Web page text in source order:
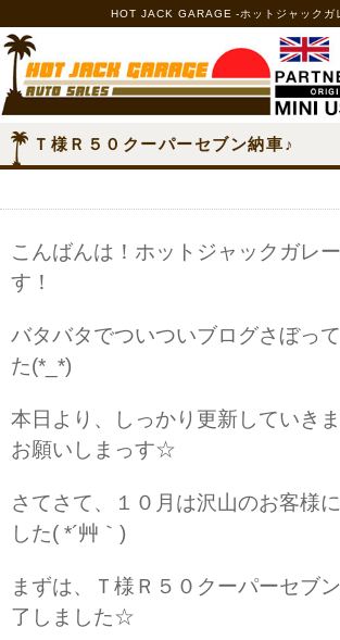
HOT JACK GARAGE -ホットジャックガ
Ｔ様Ｒ５０クーパーセブン納車♪
こんばんは！ホットジャックガレ
す！
バタバタでついついブログさぼっ
た(*_*)
本日より、しっかり更新していき
お願いしまっす☆
さてさて、１０月は沢山のお客様
した( *´艸｀)
まずは、Ｔ様Ｒ５０クーパーセブ
了しました☆